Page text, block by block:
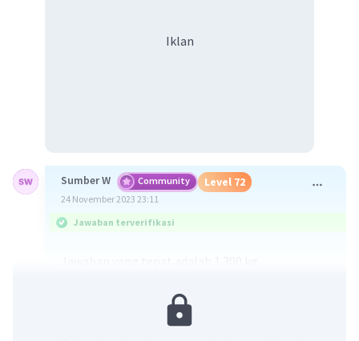
Iklan
Sumber W Community Level 72
24 November 2023 23:11
Jawaban terverifikasi
1,3 ton = (1,3 x 1000) kg
= 1.300 kg